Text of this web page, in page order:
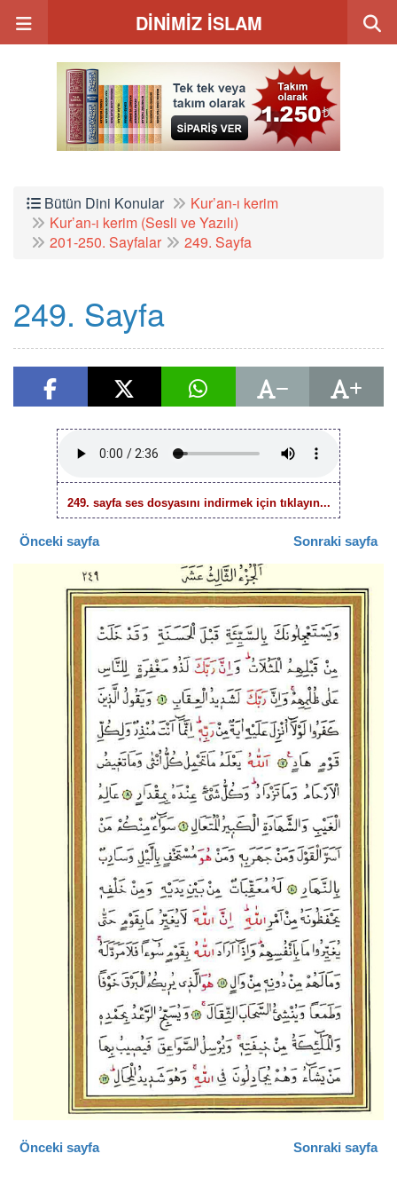
DİNİMİZ İSLAM
Bütün Dini Konular
Kur’an-ı kerim
Kur’an-ı kerim (Sesli ve Yazılı)
201-250. Sayfalar
249. Sayfa
249. Sayfa
249. sayfa ses dosyasını indirmek için tıklayın...
Önceki sayfa Sonraki sayfa
Önceki sayfa Sonraki sayfa